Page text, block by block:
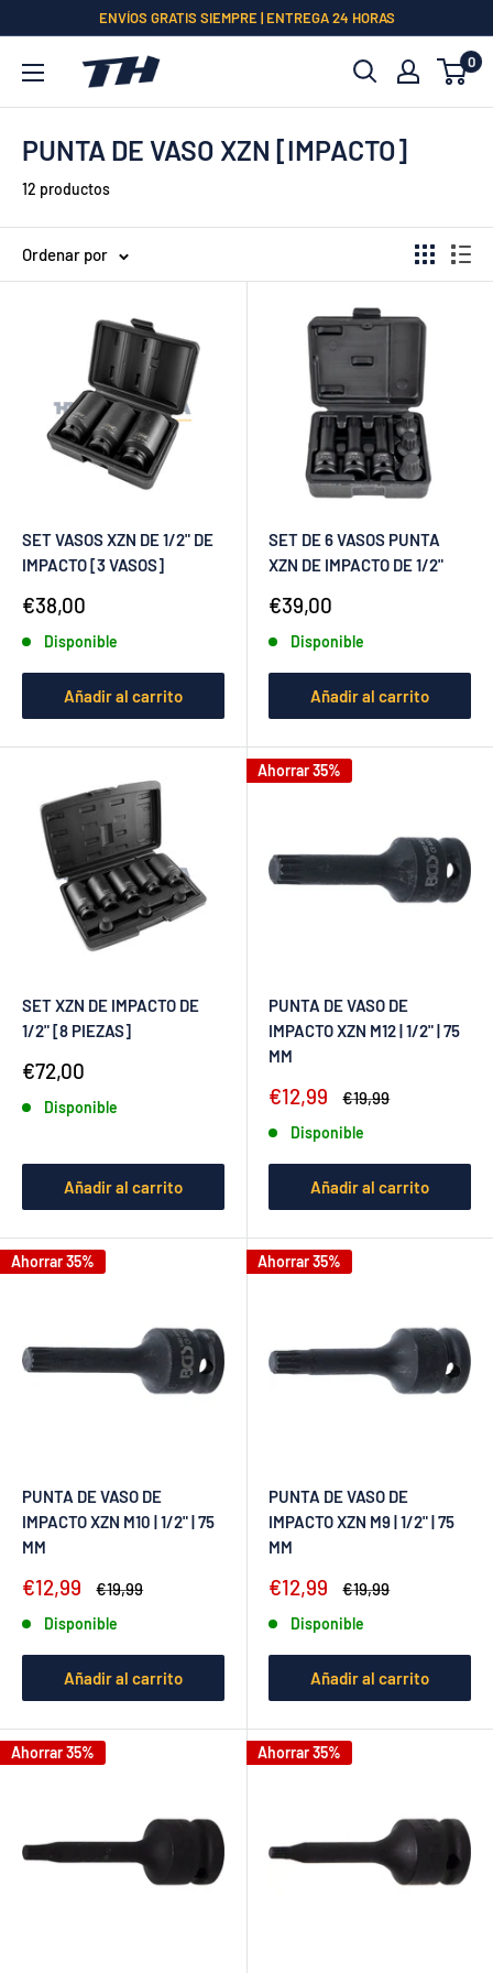
contenido
ENVÍOS GRATIS SIEMPRE | ENTREGA 24 HORAS
0
PUNTA DE VASO XZN [IMPACTO]
12 productos
Ordenar por
SET VASOS XZN DE 1/2" DE
IMPACTO [3 VASOS]
Precio
venta
€38,00
Disponible
Añadir al carrito
SET DE 6 VASOS PUNTA
XZN DE IMPACTO DE 1/2"
Precio
venta
€39,00
Disponible
Añadir al carrito
SET XZN DE IMPACTO DE
1/2" [8 PIEZAS]
Precio
venta
€72,00
Disponible
Añadir al carrito
Ahorrar 35%
PUNTA DE VASO DE
IMPACTO XZN M12 | 1/2" | 75
MM
Precio
venta
€12,99
Precio
€19,99
Disponible
Añadir al carrito
Ahorrar 35%
PUNTA DE VASO DE
IMPACTO XZN M10 | 1/2" | 75
MM
Precio
venta
€12,99
Precio
€19,99
Disponible
Añadir al carrito
Ahorrar 35%
PUNTA DE VASO DE
IMPACTO XZN M9 | 1/2" | 75
MM
Precio
venta
€12,99
Precio
€19,99
Disponible
Añadir al carrito
Ahorrar 35% Ahorrar 35%